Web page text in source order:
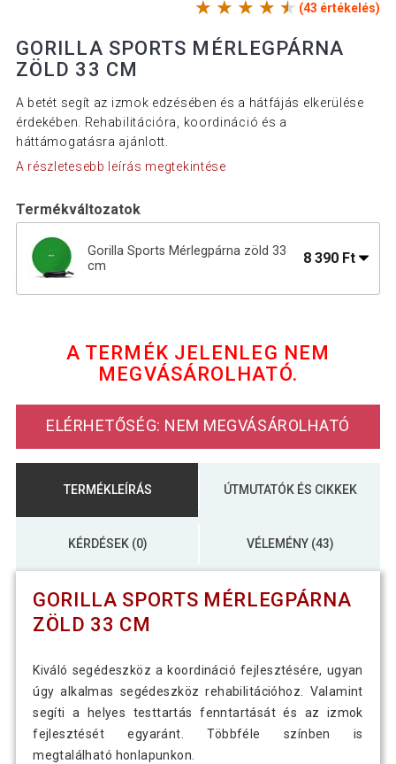
(43 értékelés)
GORILLA SPORTS MÉRLEGPÁRNA
ZÖLD 33 CM
A betét segít az izmok edzésében és a hátfájás elkerülése
érdekében. Rehabilitációra, koordináció és a
háttámogatásra ajánlott.
A részletesebb leírás megtekintése
Termékváltozatok
Gorilla Sports Mérlegpárna zöld 33
cm
8 390 Ft
Gorilla Sports Egyensúlyozó párna
4 990 Ft
Gorilla Sports Mérlegpárna szürke 33
cm
8 390 Ft
A TERMÉK JELENLEG NEM
MEGVÁSÁROLHATÓ.
ELÉRHETŐSÉG: NEM MEGVÁSÁROLHATÓ
TERMÉKLEÍRÁS ÚTMUTATÓK ÉS CIKKEK
KÉRDÉSEK (0) VÉLEMÉNY (43)
GORILLA SPORTS MÉRLEGPÁRNA
ZÖLD 33 CM
Kiváló segédeszköz a koordináció fejlesztésére, ugyan
úgy alkalmas segédeszköz rehabilitációhoz. Valamint
segíti a helyes testtartás fenntartását és az izmok
fejlesztését egyaránt. Többféle színben is
megtalálható honlapunkon.